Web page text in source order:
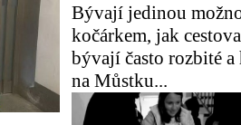
Bývají jedinou
kočárkem, jak
bývají často rozbité a
na Můstku...